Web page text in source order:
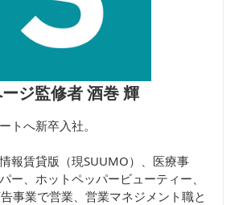
ジ監修者 酒巻 輝
トへ新卒入社。
報賃貸版（現SUUMO）、医療事
ー、ホットペッパービューティー、
事業で営業、営業マネジメント職と